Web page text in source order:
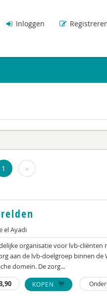
Inloggen
1 »
el Ayadi
organisatie voor lvb-cliënten
aan de lvb-doelgroep binnen de
domein. De zorg...
KOPEN